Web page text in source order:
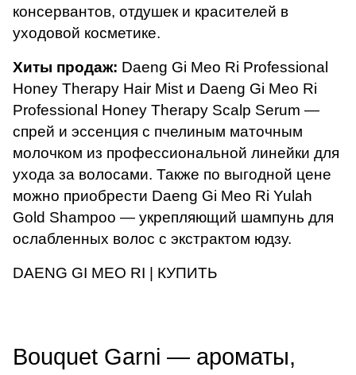
консервантов, отдушек и красителей в
уходовой косметике.
Хиты продаж: Daeng Gi Meo Ri Professional
Honey Therapy Hair Mistи Daeng Gi Meo Ri
Professional Honey Therapy Scalp Serum —
спрей и эссенция с пчелиным маточным
молочком из профессиональной линейки для
ухода за волосами. Также по выгодной цене
можно приобрести Daeng Gi Meo Ri Yulah
Gold Shampoo — укрепляющий шампунь для
ослабленных волос с экстрактом юдзу.
DAENG GI MEO RI | КУПИТЬ
Bouquet Garni — ароматы,